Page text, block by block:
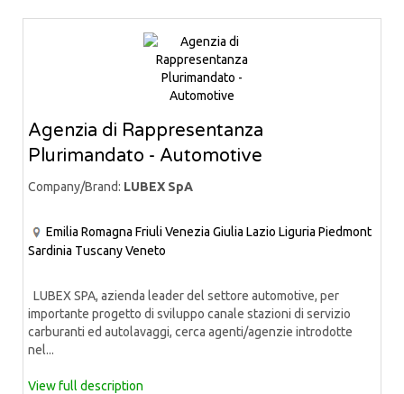
Agenzia di Rappresentanza
Plurimandato - Automotive
Company/Brand: LUBEX SpA
Emilia Romagna Friuli Venezia Giulia Lazio Liguria Piedmont
Sardinia TuscanyVeneto
LUBEX SPA, azienda leader del settore automotive, per
importante progetto di sviluppo canale stazioni di servizio
carburanti ed autolavaggi, cerca agenti/agenzie introdotte
nel...
View full description